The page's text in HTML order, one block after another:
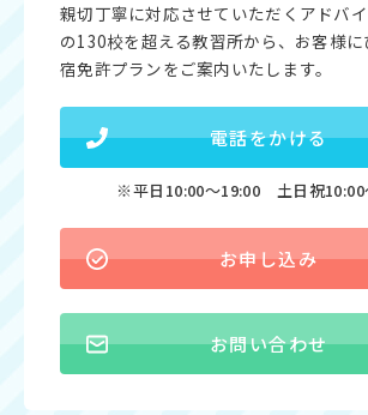
親切丁寧に対応させていただくアドバ
の130校を超える教習所から、お客様
宿免許プランをご案内いたします。
電話をかける
※平日10:00〜19:00 土日祝10:00
お申し込み
お問い合わせ